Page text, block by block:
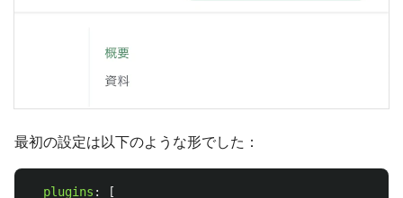
最初の設定は以下のような形でした：
plugins :
[